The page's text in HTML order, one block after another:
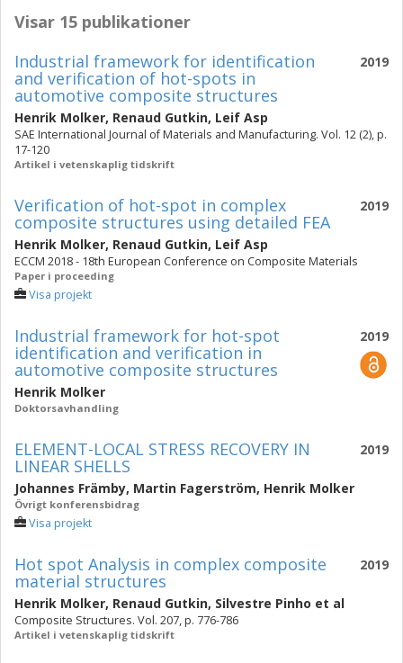
Visar 15 publikationer
2019
Industrial framework for identification
and verification of hot-spots in
automotive composite structures
Henrik Molker, Renaud Gutkin, Leif Asp
SAE International Journal of Materials and Manufacturing. Vol. 12 (2), p.
17-120
Artikel i vetenskaplig tidskrift
2019
Verification of hot-spot in complex
composite structures using detailed FEA
Henrik Molker, Renaud Gutkin, Leif Asp
ECCM 2018 - 18th European Conference on Composite Materials
Paper i proceeding
Visa projekt
2019
Industrial framework for hot-spot
identification and verification in
automotive composite structures
Henrik Molker
Doktorsavhandling
2019
ELEMENT-LOCAL STRESS RECOVERY IN
LINEAR SHELLS
Johannes Främby, Martin Fagerström, Henrik Molker
Övrigt konferensbidrag
Visa projekt
2019
Hot spot Analysis in complex composite
material structures
Henrik Molker, Renaud Gutkin, Silvestre Pinho et al
Composite Structures. Vol. 207, p. 776-786
Artikel i vetenskaplig tidskrift